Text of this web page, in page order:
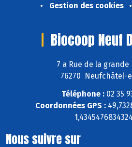
Gestion des cookies
Biocoop Neuf
7 a Rue de la grande
76270 Neufchâtel-
Téléphone : 02 35
Coordonnées GPS :
Nous suivre sur